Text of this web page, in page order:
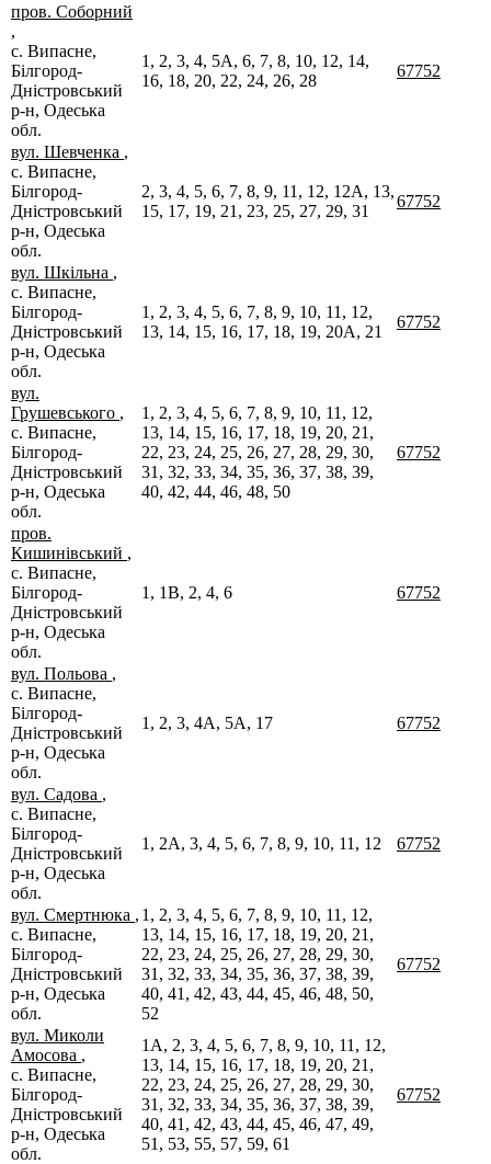
пров. Соборний
,
с. Випасне,
Білгород-
Дністровський
р-н, Одеська
обл.
1, 2, 3, 4, 5А, 6, 7, 8, 10, 12, 14,
16, 18, 20, 22, 24, 26, 28
67752
вул. Шевченка ,
с. Випасне,
Білгород-
Дністровський
р-н, Одеська
обл.
2, 3, 4, 5, 6, 7, 8, 9, 11, 12, 12А, 13,
15, 17, 19, 21, 23, 25, 27, 29, 31
67752
вул. Шкільна ,
с. Випасне,
Білгород-
Дністровський
р-н, Одеська
обл.
1, 2, 3, 4, 5, 6, 7, 8, 9, 10, 11, 12,
13, 14, 15, 16, 17, 18, 19, 20А, 21
67752
вул.
Грушевського ,
с. Випасне,
Білгород-
Дністровський
р-н, Одеська
обл.
1, 2, 3, 4, 5, 6, 7, 8, 9, 10, 11, 12,
13, 14, 15, 16, 17, 18, 19, 20, 21,
22, 23, 24, 25, 26, 27, 28, 29, 30,
31, 32, 33, 34, 35, 36, 37, 38, 39,
40, 42, 44, 46, 48, 50
67752
пров.
Кишинівський ,
с. Випасне,
Білгород-
Дністровський
р-н, Одеська
обл.
1, 1В, 2, 4, 6 67752
вул. Польова ,
с. Випасне,
Білгород-
Дністровський
р-н, Одеська
обл.
1, 2, 3, 4А, 5А, 17 67752
вул. Садова ,
с. Випасне,
Білгород-
Дністровський
р-н, Одеська
обл.
1, 2А, 3, 4, 5, 6, 7, 8, 9, 10, 11, 12 67752
вул. Смертнюка ,
с. Випасне,
Білгород-
Дністровський
р-н, Одеська
обл.
1, 2, 3, 4, 5, 6, 7, 8, 9, 10, 11, 12,
13, 14, 15, 16, 17, 18, 19, 20, 21,
22, 23, 24, 25, 26, 27, 28, 29, 30,
31, 32, 33, 34, 35, 36, 37, 38, 39,
40, 41, 42, 43, 44, 45, 46, 48, 50,
52
67752
вул. Миколи
Амосова ,
с. Випасне,
Білгород-
Дністровський
р-н, Одеська
обл.
1А, 2, 3, 4, 5, 6, 7, 8, 9, 10, 11, 12,
13, 14, 15, 16, 17, 18, 19, 20, 21,
22, 23, 24, 25, 26, 27, 28, 29, 30,
31, 32, 33, 34, 35, 36, 37, 38, 39,
40, 41, 42, 43, 44, 45, 46, 47, 49,
51, 53, 55, 57, 59, 61
67752